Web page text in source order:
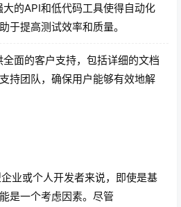
的API和低代码工具使得自动化
于提高测试效率和质量。
面的客户支持，包括详细的文档
持团队，确保用户能够有效地解
业或个人开发者来说，即使是基
是一个考虑因素。尽管